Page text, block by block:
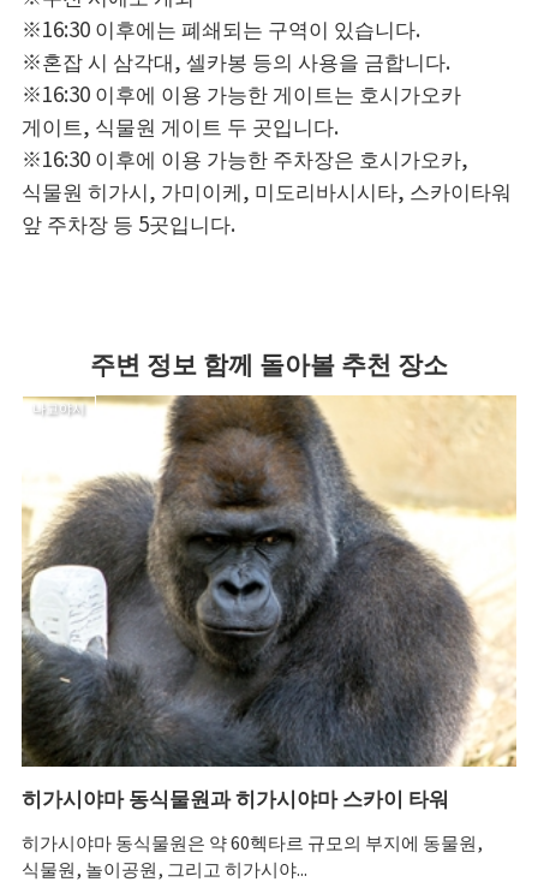
※16:30 이후에는 폐쇄되는 구역이 있습니다.
※혼잡 시 삼각대, 셀카봉 등의 사용을 금합니다.
※16:30 이후에 이용 가능한 게이트는 호시가오카
게이트, 식물원 게이트 두 곳입니다.
※16:30 이후에 이용 가능한 주차장은 호시가오카,
식물원 히가시, 가미이케, 미도리바시시타, 스카이타워
앞 주차장 등 5곳입니다.
주변 정보 함께 돌아볼 추천 장소
나고야시
히가시야마 동식물원과 히가시야마 스카이 타워
히가시야마 동식물원은 약 60헥타르 규모의 부지에 동물원,
식물원, 놀이공원, 그리고 히가시야...